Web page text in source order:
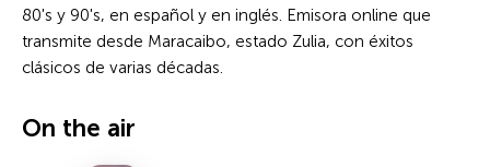
80's y 90's, en español y en inglés. Emisora online que
transmite desde Maracaibo, estado Zulia, con éxitos
clásicos de varias décadas.
On the air